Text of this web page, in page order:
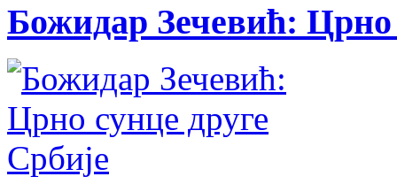
Божидар Зечевић: Црно